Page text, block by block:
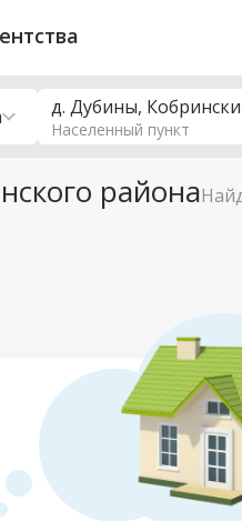
района
д. Дубины,
Населенный пункт